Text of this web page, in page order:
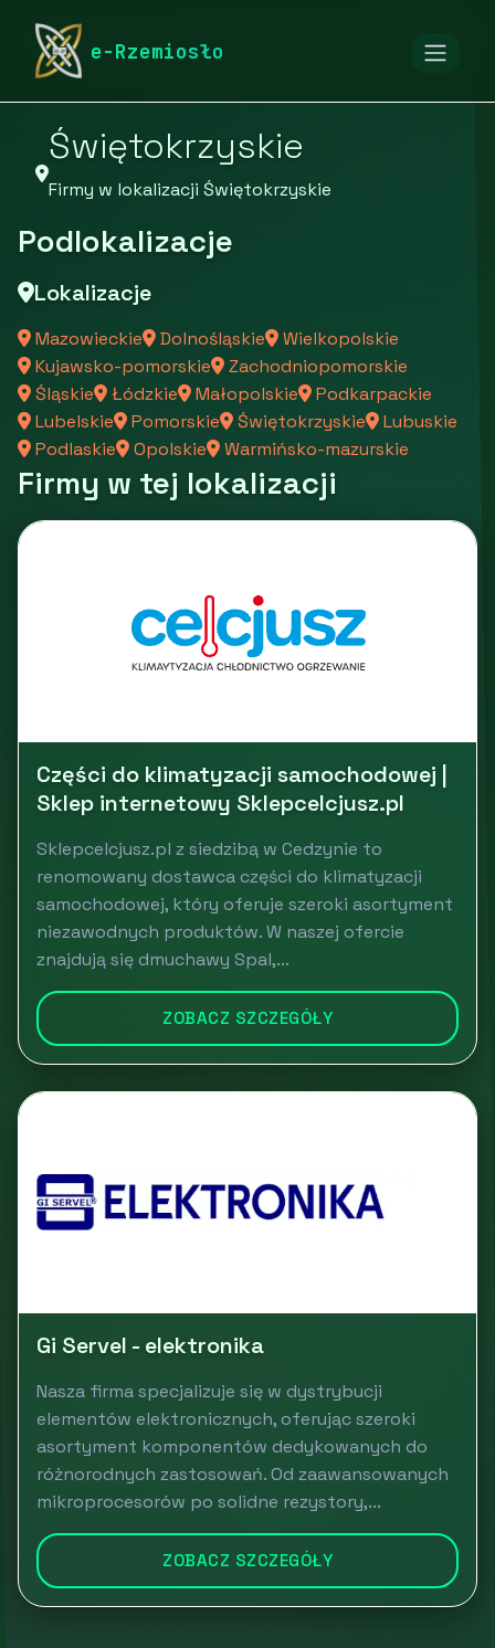
e-Rzemiosło
rymarstwo-poznan.pl
Świętokrzyskie
Firmy w lokalizacji Świętokrzyskie
Podlokalizacje
Lokalizacje
Mazowieckie Dolnośląskie
Wielkopolskie
Kujawsko-pomorskie
Zachodniopomorskie
Śląskie
Łódzkie Małopolskie
Podkarpackie
Lubelskie
Pomorskie Świętokrzyskie
Lubuskie
Podlaskie
Opolskie Warmińsko-mazurskie
Firmy w tej lokalizacji
Części do klimatyzacji samochodowej |
Sklep internetowy Sklepcelcjusz.pl
Sklepcelcjusz.pl z siedzibą w Cedzynie to
renomowany dostawca części do klimatyzacji
samochodowej, który oferuje szeroki asortyment
niezawodnych produktów. W naszej ofercie
znajdują się dmuchawy Spal,...
ZOBACZ SZCZEGÓŁY
Gi Servel - elektronika
Nasza firma specjalizuje się w dystrybucji
elementów elektronicznych, oferując szeroki
asortyment komponentów dedykowanych do
różnorodnych zastosowań. Od zaawansowanych
mikroprocesorów po solidne rezystory,...
ZOBACZ SZCZEGÓŁY